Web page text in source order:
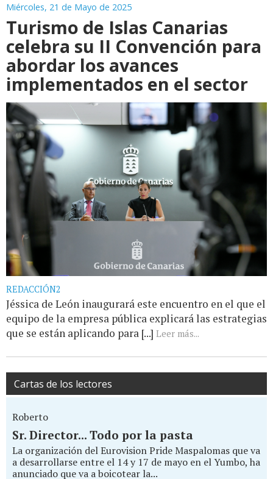
Miércoles, 21 de Mayo de 2025
Turismo de Islas Canarias
celebra su II Convención para
abordar los avances
implementados en el sector
REDACCIÓN2
Jéssica de León inaugurará este encuentro en el que el
equipo de la empresa pública explicará las estrategias
que se están aplicando para [...] Leer más...
Cartas de los lectores
Roberto
Sr. Director... Todo por la pasta
La organización del Eurovision Pride Maspalomas que va
a desarrollarse entre el 14 y 17 de mayo en el Yumbo, ha
anunciado que va a boicotear la...